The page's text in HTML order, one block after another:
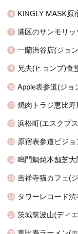
KINGLY MASK原
港区のサンモリ
一蘭渋谷店(ジョ
兄夫(ヒョンブ)食
Apple表参道(ジョ
焼肉トラジ恵比
浜松町(エスクプ
原宿表参道ビジ
鳴門鯛焼本舗芝大
吉祥寺猫カフェ(
タワーレコード
茨城筑波山(ディ